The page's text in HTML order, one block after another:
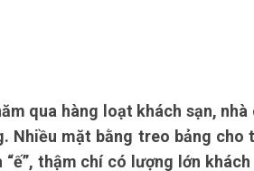
qua hàng loạt khách sạn,
Nhiều mặt bằng treo bảng cho
thậm chí có lượng lớn